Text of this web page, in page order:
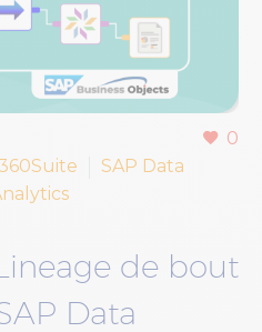
0
SAP Data
de bout
Data